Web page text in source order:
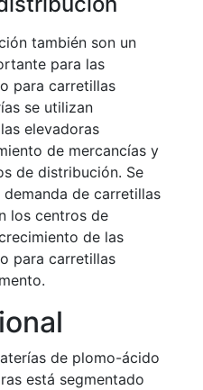
también son un
para las
para carretillas
se utilizan
elevadoras
de mercancías y
de distribución. Se
de carretillas
los centros de
de las
para carretillas
de plomo-ácido
está segmentado